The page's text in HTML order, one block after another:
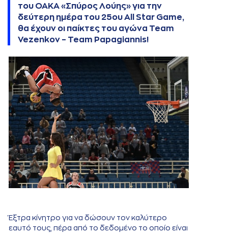
του ΟΑΚΑ «Σπύρος Λούης» για την
δεύτερη ημέρα του 25ου All Star Game,
θα έχουν οι παίκτες του αγώνα Team
Vezenkov – Team Papagiannis!
Έξτρα κίνητρο για να δώσουν τον καλύτερο
εαυτό τους, πέρα από το δεδομένο το οποίο είναι